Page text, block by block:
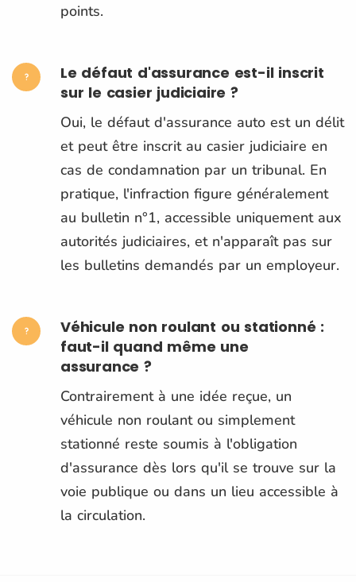
points.
Le défaut d'assurance est-il inscrit
sur le casier judiciaire ?
Oui, le défaut d'assurance auto est un délit
et peut être inscrit au casier judiciaire en
cas de condamnation par un tribunal. En
pratique, l'infraction figure généralement
au bulletin n°1, accessible uniquement aux
autorités judiciaires, et n'apparaît pas sur
les bulletins demandés par un employeur.
Véhicule non roulant ou stationné :
faut-il quand même une
assurance ?
Contrairement à une idée reçue, un
véhicule non roulant ou simplement
stationné reste soumis à l'obligation
d'assurance dès lors qu'il se trouve sur la
voie publique ou dans un lieu accessible à
la circulation.